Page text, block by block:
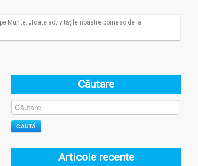
Munte: „Toate activitățile noastre pornesc de la
Căutare
CAUTĂ
Articole recente